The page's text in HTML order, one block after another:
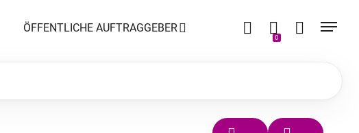
ÖFFENTLICHE AUFTRAGGEBER
0